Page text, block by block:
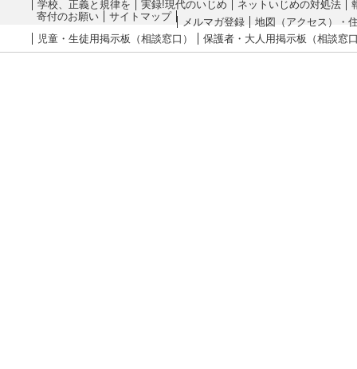
学校、正義と規律を 実録!現代のいじめ ネットいじめの対処法
寄付のお願い
サイトマップ メルマガ登録
地図（アクセス）・
児童・生徒用掲示板（相談窓口）
保護者・大人用掲示板（相談窓